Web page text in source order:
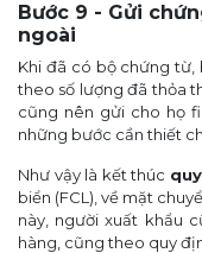
Bước 9 - Gửi
ngoài
Khi đã có bộ chứng
theo số lượng đã thỏa
cũng nên gửi cho họ
những bước cần thiết
Như vậy là kết thúc
biển (FCL), về mặt
này, người xuất khẩu
hàng, cũng theo quy